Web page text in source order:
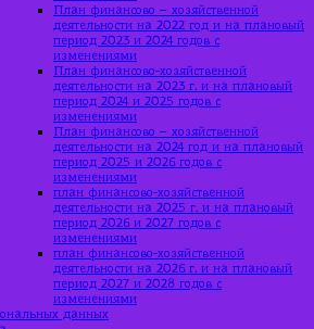
План финансово – хозяйственной
деятельности на 2022 год и на плановый
период 2023 и 2024 годов с
изменениями
План финансово-хозяйственной
деятельности на 2023 г. и на плановый
период 2024 и 2025 годов с
изменениями
План финансово – хозяйственной
деятельности на 2024 год и на плановый
период 2025 и 2026 годов с
изменениями
план финансово-хозяйственной
деятельности на 2025 г. и на плановый
период 2026 и 2027 годов с
изменениями
план финансово-хозяйственной
деятельности на 2026 г. и на плановый
период 2027 и 2028 годов с
изменениями
данных